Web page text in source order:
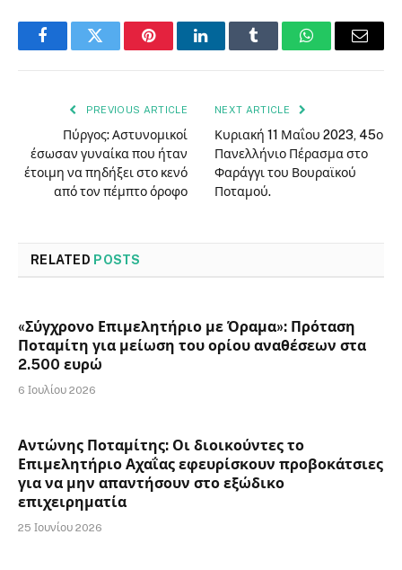
FacebookTwitter PinterestLinkedInTumblr WhatsAppEmail
PREVIOUS ARTICLE
Πύργος: Αστυνομικοί
έσωσαν γυναίκα που ήταν
έτοιμη να πηδήξει στο κενό
από τον πέμπτο όροφο
NEXT ARTICLE
Κυριακή 11 Μαΐου 2023, 45ο
Πανελλήνιο Πέρασμα στο
Φαράγγι του Βουραϊκού
Ποταμού.
RELATED POSTS
«Σύγχρονο Επιμελητήριο με Όραμα»: Πρόταση
Ποταμίτη για μείωση του ορίου αναθέσεων στα
2.500 ευρώ
6 Ιουλίου 2026
Αντώνης Ποταμίτης: Οι διοικούντες το
Επιμελητήριο Αχαΐας εφευρίσκουν προβοκάτσιες
για να μην απαντήσουν στο εξώδικο
επιχειρηματία
25 Ιουνίου 2026